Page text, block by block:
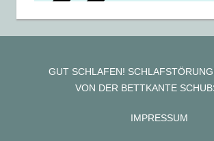
GUT SCHLAFEN!
VON DER BETTKANTE
IMPRESSUM